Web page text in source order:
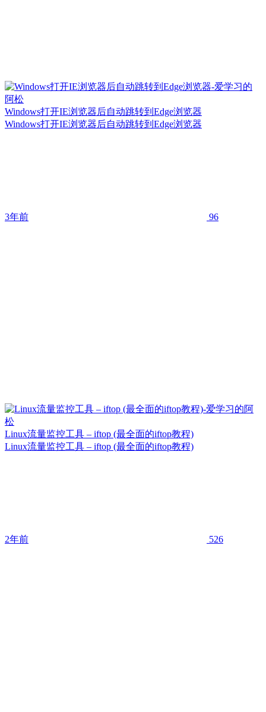
Windows打开IE浏览器后自动跳转到Edge浏览器
Windows打开IE浏览器后自动跳转到Edge浏览器
3年前 96
Linux流量监控工具 – iftop (最全面的iftop教程)
Linux流量监控工具 – iftop (最全面的iftop教程)
2年前 526